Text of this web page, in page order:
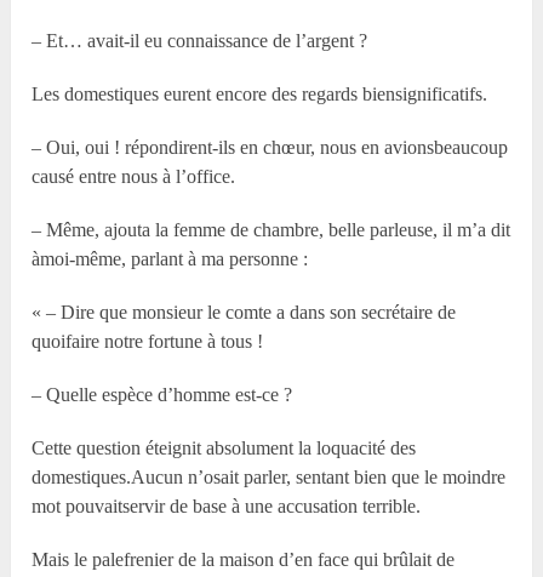
– Et… avait-il eu connaissance de l’argent ?
Les domestiques eurent encore des regards biensignificatifs.
– Oui, oui ! répondirent-ils en chœur, nous en avionsbeaucoup
causé entre nous à l’office.
– Même, ajouta la femme de chambre, belle parleuse, il m’a dit
àmoi-même, parlant à ma personne :
« – Dire que monsieur le comte a dans son secrétaire de
quoifaire notre fortune à tous !
– Quelle espèce d’homme est-ce ?
Cette question éteignit absolument la loquacité des
domestiques.Aucun n’osait parler, sentant bien que le moindre
mot pouvaitservir de base à une accusation terrible.
Mais le palefrenier de la maison d’en face qui brûlait de